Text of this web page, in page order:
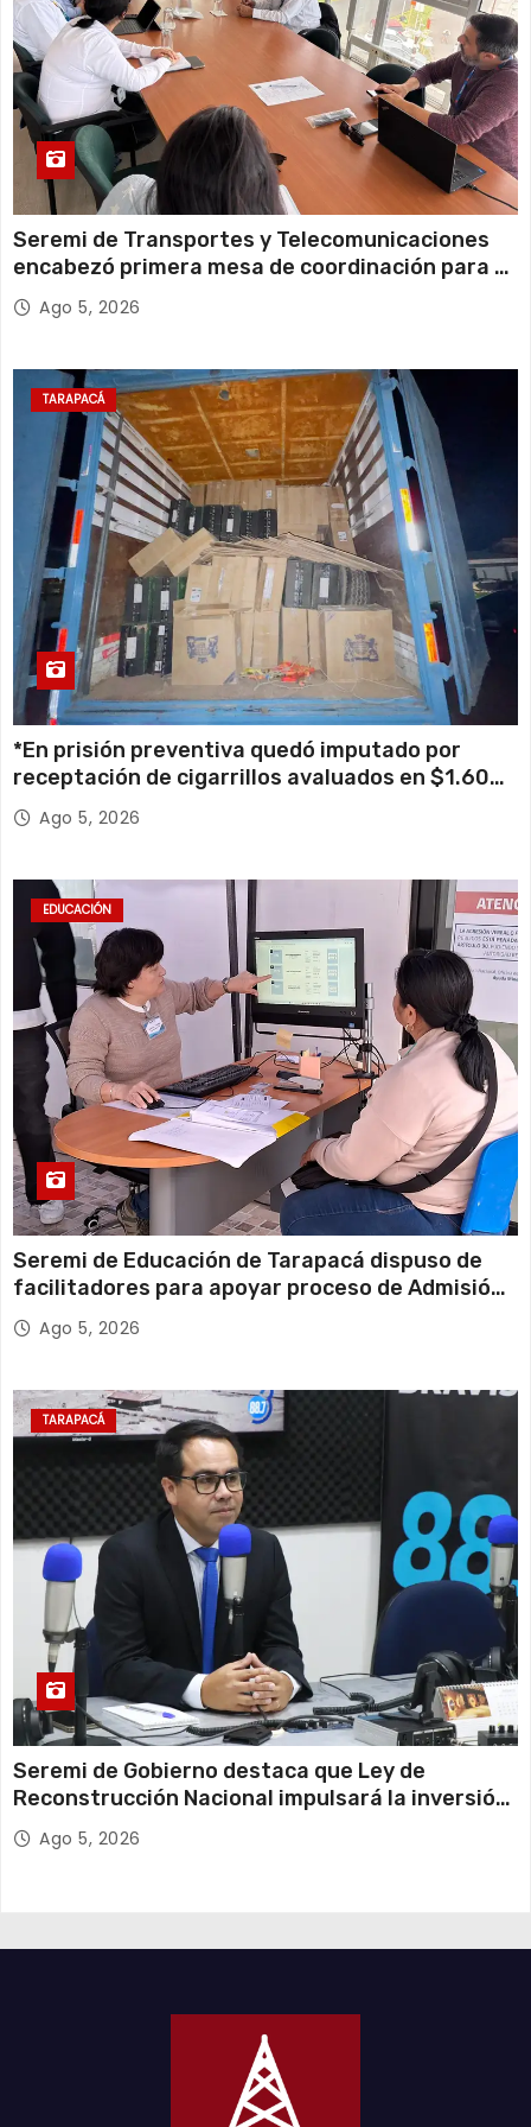
Seremi de Transportes y Telecomunicaciones
encabezó primera mesa de coordinación para el
retiro de cables en desuso en Iquique
Ago 5, 2026
TARAPACÁ
*En prisión preventiva quedó imputado por
receptación de cigarrillos avaluados en $1.600
millones*
Ago 5, 2026
EDUCACIÓN
Seremi de Educación de Tarapacá dispuso de
facilitadores para apoyar proceso de Admisión
Escolar 2027
Ago 5, 2026
TARAPACÁ
Seremi de Gobierno destaca que Ley de
Reconstrucción Nacional impulsará la inversión
y el empleo en Tarapacá
Ago 5, 2026